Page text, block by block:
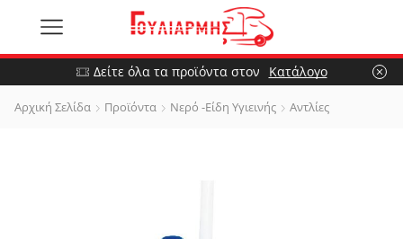
Δείτε όλα τα προϊόντα στον Κατάλογο
Αρχική Σελίδα Προϊόντα Νερό -Είδη Υγιεινής Αντλίες